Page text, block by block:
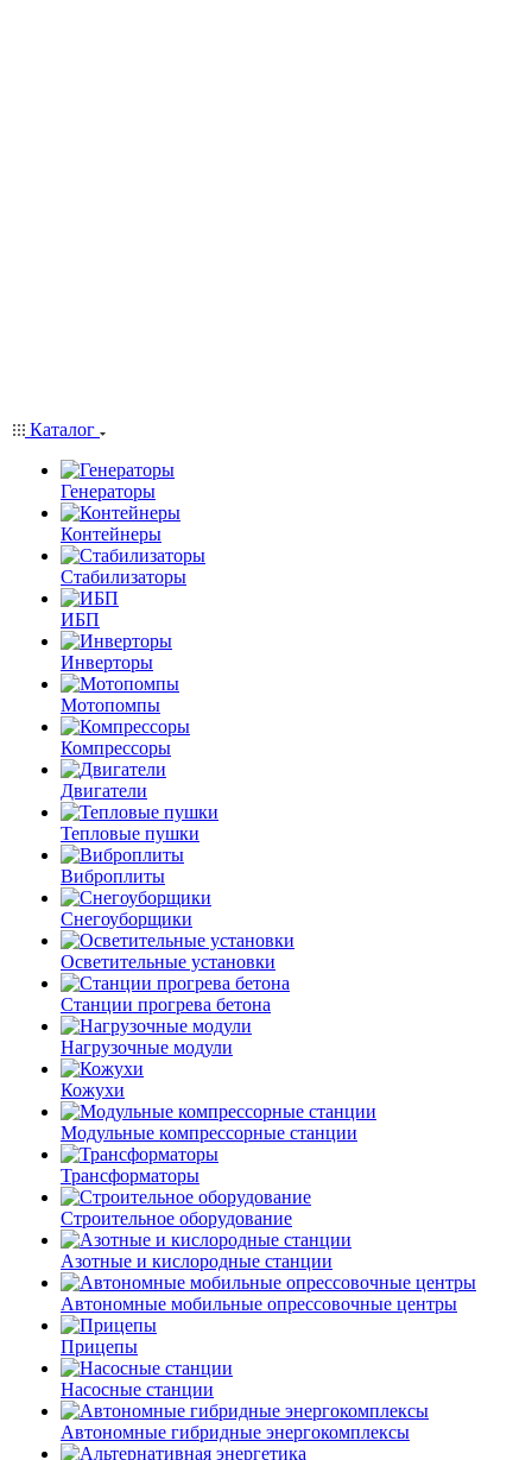
Каталог
Генераторы
Контейнеры
Стабилизаторы
ИБП
Инверторы
Мотопомпы
Компрессоры
Двигатели
Тепловые пушки
Виброплиты
Снегоуборщики
Осветительные установки
Станции прогрева бетона
Нагрузочные модули
Кожухи
Модульные компрессорные станции
Трансформаторы
Строительное оборудование
Азотные и кислородные станции
Автономные мобильные опрессовочные центры
Прицепы
Насосные станции
Автономные гибридные энергокомплексы